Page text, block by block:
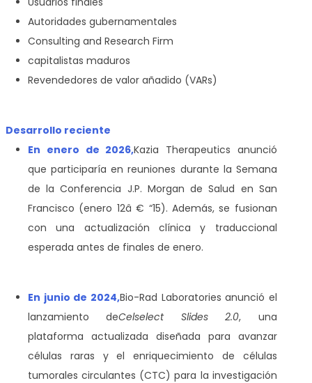
Autoridades gubernamentales
Consulting and Research Firm
capitalistas maduros
Revendedores de valor añadido (VARs)
Desarrollo reciente
En enero de 2026,Kazia Therapeutics anunció
que participaría en reuniones durante la Semana
de la Conferencia J.P. Morgan de Salud en San
Francisco (enero 12â € “15). Además, se fusionan
con una actualización clínica y traduccional
esperada antes de finales de enero.
En junio de 2024,Bio-Rad Laboratories anunció el
lanzamiento deCelselect Slides 2.0, una
plataforma actualizada diseñada para avanzar
células raras y el enriquecimiento de células
tumorales circulantes (CTC) para la investigación